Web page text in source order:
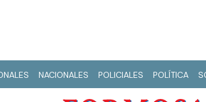
NACIONALES POLICIALES POLÍTICA